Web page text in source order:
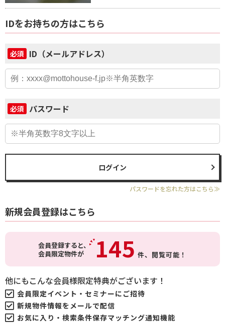
IDをお持ちの方はこちら
必須 ID（メールアドレス）
必須 パスワード
ログイン
パスワードを忘れた方はこちら≫
新規会員登録はこちら
会員登録すると、
会員限定物件が
145 件、 閲覧可能！
他にもこんな会員様限定特典がございます！
会員限定イベント・セミナーにご招待
新規物件情報をメールで配信
お気に入り・検索条件保存マッチング通知機能